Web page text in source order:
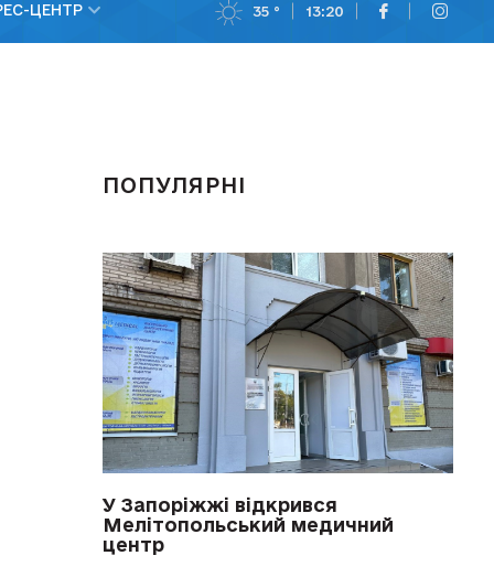
ЦЕНТР 35 ° 13:20
ПОПУЛЯРНІ
У Запоріжжі відкрився
Мелітопольський медичний
центр